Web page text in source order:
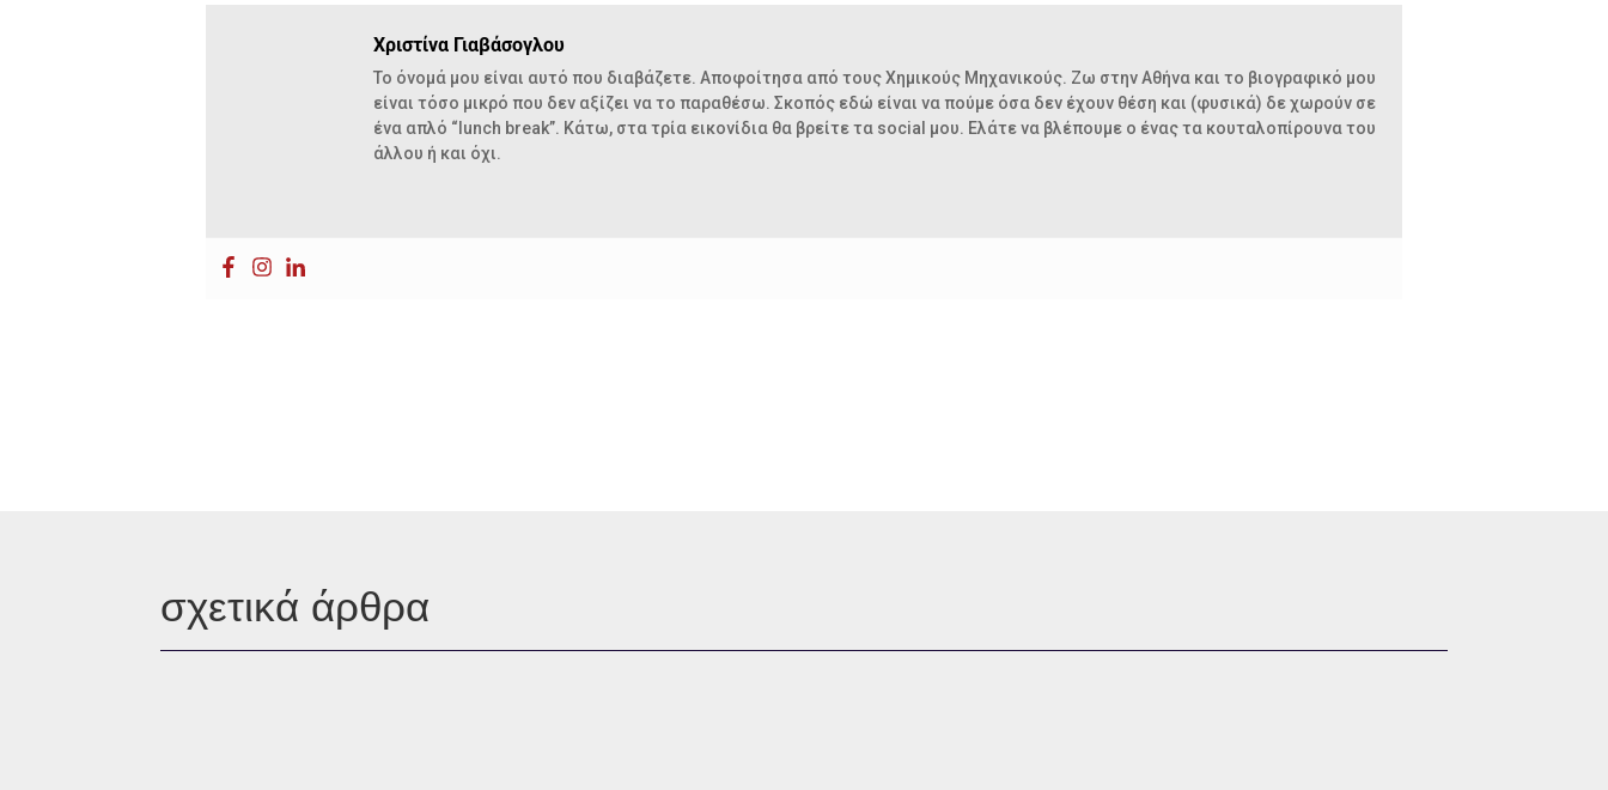
Χριστίνα Γιαβάσογλου
Το όνομά μου είναι αυτό που διαβάζετε. Αποφοίτησα από τους Χημικούς Μηχανικούς. Ζω στην Αθήνα και το βιογραφικό μου
είναι τόσο μικρό που δεν αξίζει να το παραθέσω. Σκοπός εδώ είναι να πούμε όσα δεν έχουν θέση και (φυσικά) δε χωρούν σε
ένα απλό “lunch break”. Kάτω, στα τρία εικονίδια θα βρείτε τα social μου. Ελάτε να βλέπουμε ο ένας τα κουταλοπίρουνα του
άλλου ή και όχι.
σχετικά άρθρα